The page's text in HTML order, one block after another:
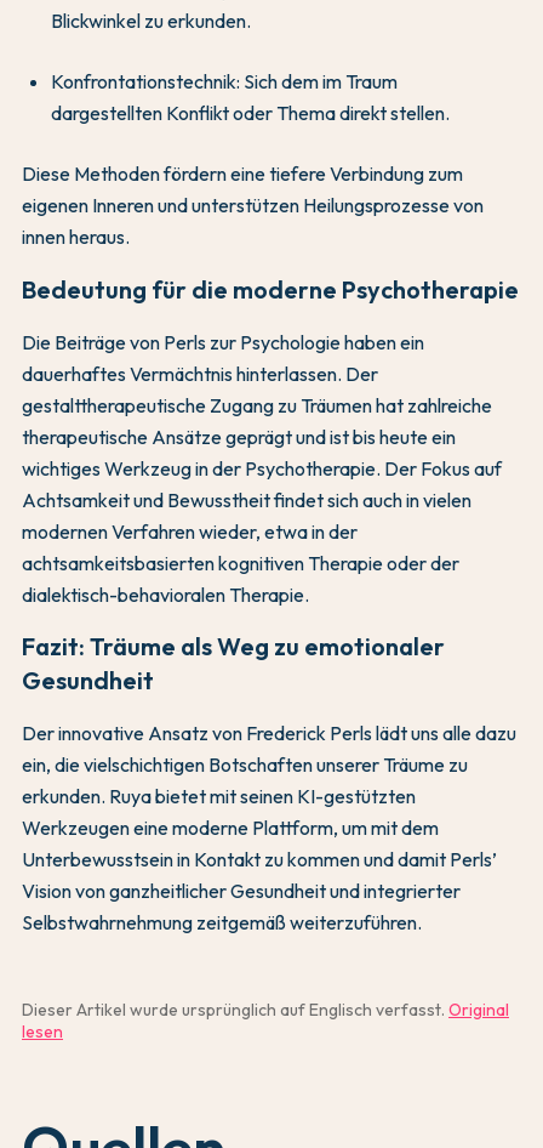
Blickwinkel zu erkunden.
Konfrontationstechnik: Sich dem im Traum
dargestellten Konflikt oder Thema direkt stellen.
Diese Methoden fördern eine tiefere Verbindung zum
eigenen Inneren und unterstützen Heilungsprozesse von
innen heraus.
Bedeutung für die moderne Psychotherapie
Die Beiträge von Perls zur Psychologie haben ein
dauerhaftes Vermächtnis hinterlassen. Der
gestalttherapeutische Zugang zu Träumen hat zahlreiche
therapeutische Ansätze geprägt und ist bis heute ein
wichtiges Werkzeug in der Psychotherapie. Der Fokus auf
Achtsamkeit und Bewusstheit findet sich auch in vielen
modernen Verfahren wieder, etwa in der
achtsamkeitsbasierten kognitiven Therapie oder der
dialektisch-behavioralen Therapie.
Fazit: Träume als Weg zu emotionaler
Gesundheit
Der innovative Ansatz von Frederick Perls lädt uns alle dazu
ein, die vielschichtigen Botschaften unserer Träume zu
erkunden. Ruya bietet mit seinen KI-gestützten
Werkzeugen eine moderne Plattform, um mit dem
Unterbewusstsein in Kontakt zu kommen und damit Perls’
Vision von ganzheitlicher Gesundheit und integrierter
Selbstwahrnehmung zeitgemäß weiterzuführen.
Dieser Artikel wurde ursprünglich auf Englisch verfasst. Original
lesen